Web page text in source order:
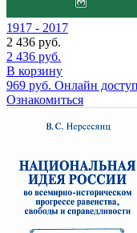
1917 - 2017
2 436 руб.
2 436 руб.
В корзину
969 руб. Онлайн доступ
Ознакомиться